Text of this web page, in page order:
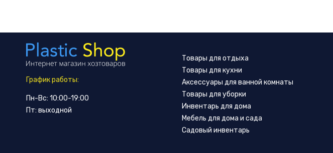
График работы:
Пн-Вс: 10:00-19:00
Пт: выходной
Товары для отдыха
Товары для кухни
Аксессуары для ванной комнаты
Товары для уборки
Инвентарь для дома
Мебель для дома и сада
Садовый инвентарь